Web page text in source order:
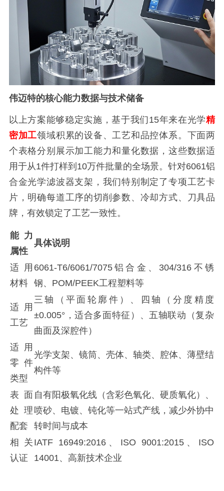
伟迈特的核心能力数据与技术储备
以上方案能够稳定实施，基于我们15年来在光学精
密加工领域积累的设备、工艺和品控体系。下面两
个表格分别展示加工能力和量化数据，这些数据适
用于从1件打样到10万件批量的全场景。针对6061铝
合金光学滤波器支架，我们特别制定了专项工艺卡
片，明确每道工序的切削参数、冷却方式、刀具品
牌，有效锁定了工艺一致性。
能力
属性
具体说明
适用
材料
6061-T6/6061/7075铝合金、304/316不锈
钢、POM/PEEK工程塑料等
适用
工艺
三轴（平面轮廓件）、四轴（分度精度
±0.005°，适合多面特征）、五轴联动（复杂
曲面及深腔件）
适用
零件
类型
光学支架、镜筒、壳体、轴类、腔体、薄壁结
构件等
表面
处理
配套
自有阳极氧化线（含彩色氧化、硬质氧化）、
喷砂、电镀、钝化等一站式产线，减少外协中
转时间与成本
相关
认证
IATF 16949:2016、ISO 9001:2015、ISO
14001、高新技术企业